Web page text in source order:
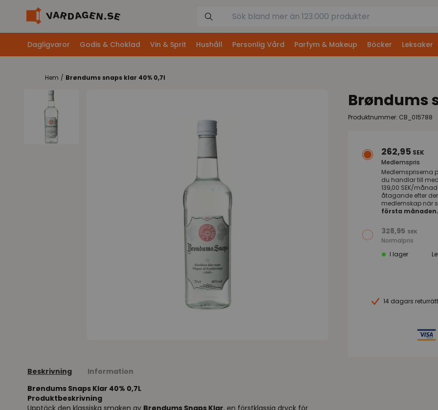
Dagligvaror Godis & Choklad Vin & Sprit Hushåll Personlig Vård Parfym & Makeup Böcker Leksaker
Hem / Brøndums snaps klar 40% 0,7l
Beskrivning
Information
Brøndums Snaps Klar 40% 0,7L
Produktbeskrivning
Brøndums
Produktnummer: CB_015788
262,95 SEK
Medlemspris
Medlemspriserna
du handlar till
139,00 SEK/
åtagande efter
medlemskap när
första månaden.
328,95 SEK
Normalpris
I lager
14 dagars